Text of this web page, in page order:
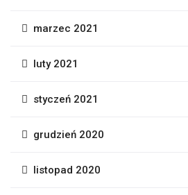
marzec 2021
luty 2021
styczeń 2021
grudzień 2020
listopad 2020